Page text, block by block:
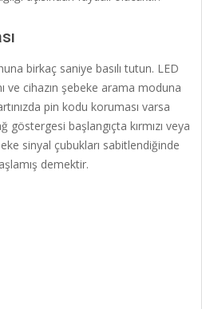
birkaç saniye basılı tutun. LED
ve cihazın şebeke arama moduna
pin kodu koruması varsa
başlangıçta kırmızı veya
sinyal çubukları sabitlendiğinde
demektir.